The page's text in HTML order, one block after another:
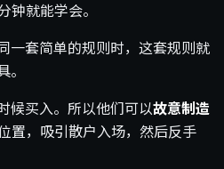
钟就能学会。
一套简单的规则时，这套规则就
候买入。所以他们可以故意制造
置，吸引散户入场，然后反手